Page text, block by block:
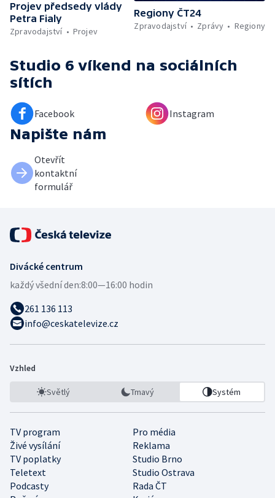
Projev předsedy vlády
Petra Fialy
Zpravodajství
Projev
Regiony ČT24
Zpravodajství
Zprávy Regiony
Studio 6 víkend na sociálních
sítích
Facebook Instagram
Napište nám
Otevřít
kontaktní
formulář
Divácké centrum
každý všední den:8:00—16:00 hodin
261 136 113
info@ceskatelevize.cz
Vzhled
Světlý Tmavý Systém
TV program
Pro média
Živé vysílání
Reklama
TV poplatky
Studio Brno
Teletext
Studio Ostrava
Podcasty
Rada ČT